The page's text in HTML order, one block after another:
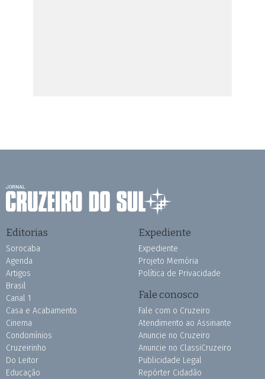
Editorias
Sorocaba
Agenda
Artigos
Brasil
Canal 1
Casa e Acabamento
Cinema
Condomínios
Cruzeirinho
Do Leitor
Educação
Expediente
Expediente
Projeto Memória
Política de Privacidade
Fale conosco
Fale com o Cruzeiro
Atendimento ao Assinante
Anuncie no Cruzeiro
Anuncie no ClassiCruzeiro
Publicidade Legal
Repórter Cidadão